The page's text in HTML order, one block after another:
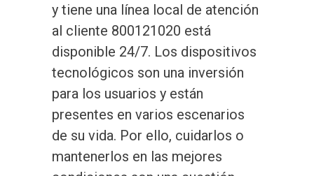
y tiene una línea local de atención
al cliente 800121020 está
disponible 24/7. Los dispositivos
tecnológicos son una inversión
para los usuarios y están
presentes en varios escenarios
de su vida. Por ello, cuidarlos o
mantenerlos en las mejores